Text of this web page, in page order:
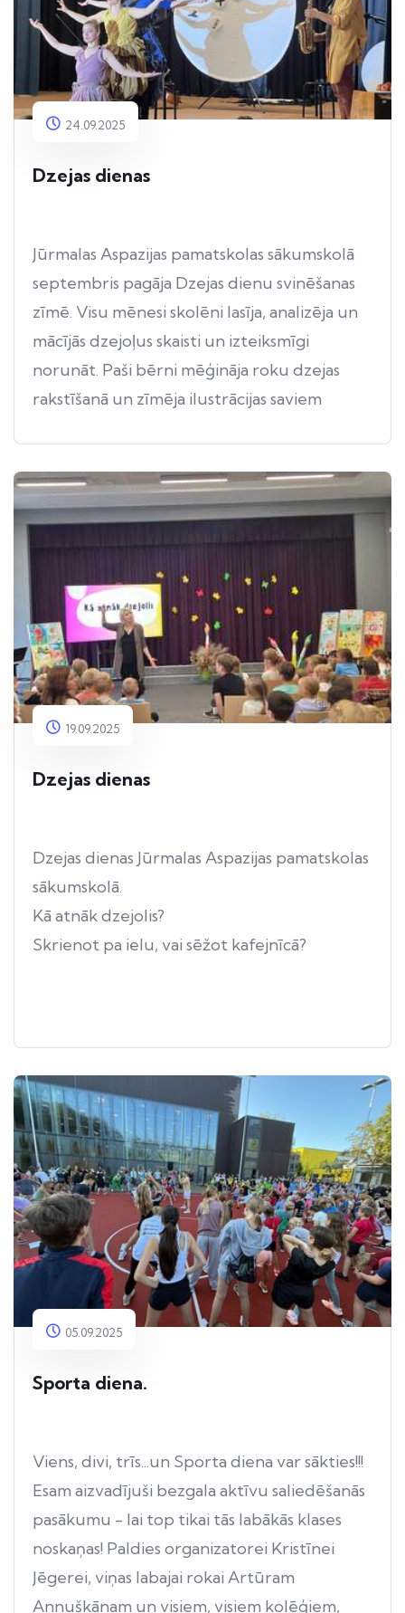
24.09.2025
Dzejas dienas
Jūrmalas Aspazijas pamatskolas sākumskolā
septembris pagāja Dzejas dienu svinēšanas
zīmē. Visu mēnesi skolēni lasīja, analizēja un
mācījās dzejoļus skaisti un izteiksmīgi
norunāt. Paši bērni mēģināja roku dzejas
rakstīšanā un zīmēja ilustrācijas saviem
19.09.2025
Dzejas dienas
Dzejas dienas Jūrmalas Aspazijas pamatskolas
sākumskolā.
Kā atnāk dzejolis?
Skrienot pa ielu, vai sēžot kafejnīcā?
05.09.2025
Sporta diena.
Viens, divi, trīs...un Sporta diena var sākties!!!
Esam aizvadījuši bezgala aktīvu saliedēšanās
pasākumu - lai top tikai tās labākās klases
noskaņas! Paldies organizatorei Kristīnei
Jēgerei, viņas labajai rokai Artūram
Annuškānam un visiem, visiem kolēģiem,